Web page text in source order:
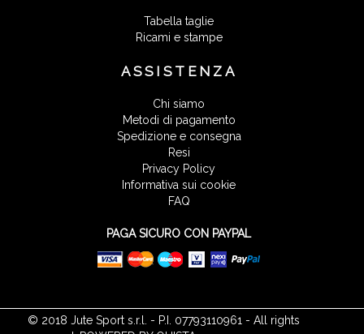
Tabella taglie
Ricami e stampe
ASSISTENZA
Chi siamo
Metodi di pagamento
Spedizione e consegna
Resi
Privacy Policy
Informativa sui cookie
FAQ
PAGA SICURO CON PAYPAL
© 2018 Jute Sport s.r.l. - P.I. 07793110961 - All rights